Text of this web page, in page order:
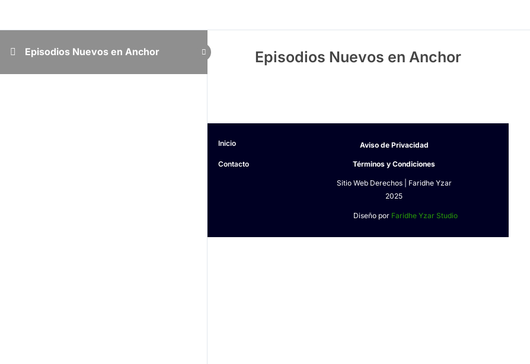
Episodios Nuevos en Anchor Episodios Nuevos en Anchor
Inicio
Contacto
Aviso de Privacidad
Términos y Condiciones
Sitio Web Derechos | Faridhe Yzar
2025
Diseño por Faridhe Yzar Studio